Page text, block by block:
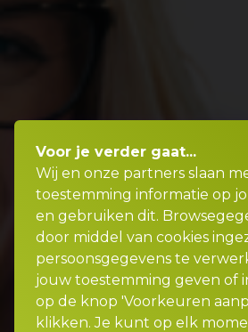
Voor je verder gaat...
Wij en onze partners slaan
toestemming informatie op
en gebruiken dit.
door middel van cookies
persoonsgegevens te
jouw toestemming geven of
op de knop 'Voorkeuren
klikken. Je kunt op elk